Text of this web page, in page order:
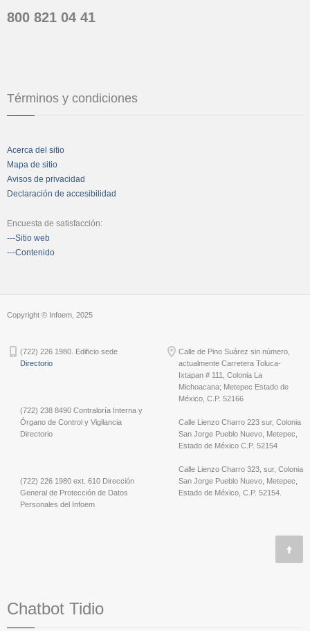
800 821 04 41
Términos y condiciones
Acerca del sitio
Mapa de sitio
Avisos de privacidad
Declaración de accesibilidad
Encuesta de satisfacción:
---Sitio web
---Contenido
Copyright © Infoem, 2025
(722) 226 1980. Edificio sede
Directorio
(722) 238 8490 Contraloría Interna y
Órgano de Control y Vigilancia
Directorio
(722) 226 1980 ext. 610 Dirección
General de Protección de Datos
Personales del Infoem
Calle de Pino Suárez sin número,
actualmente Carretera Toluca-
Ixtapan # 111, Colonia La
Michoacana; Metepec Estado de
México, C.P. 52166
Calle Lienzo Charro 223 sur, Colonia
San Jorge Pueblo Nuevo, Metepec,
Estado de México C.P. 52154
Calle Lienzo Charro 323, sur, Colonia
San Jorge Pueblo Nuevo, Metepec,
Estado de México, C.P. 52154.
Chatbot Tidio